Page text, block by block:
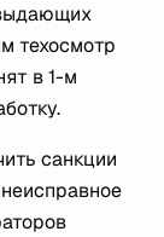
техосмотр
в 1-м
санкции